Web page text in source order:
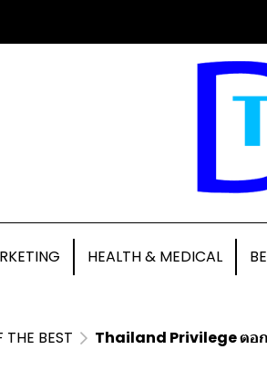
HEALTH & MEDICAL
THE BEST Thailand Privilege ตอกย้ำผู้นำ